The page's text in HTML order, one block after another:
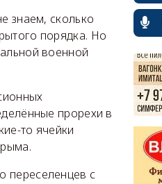
знаем, сколько
порядка. Но
военной
прорехи в
то ячейки
переселенцев с